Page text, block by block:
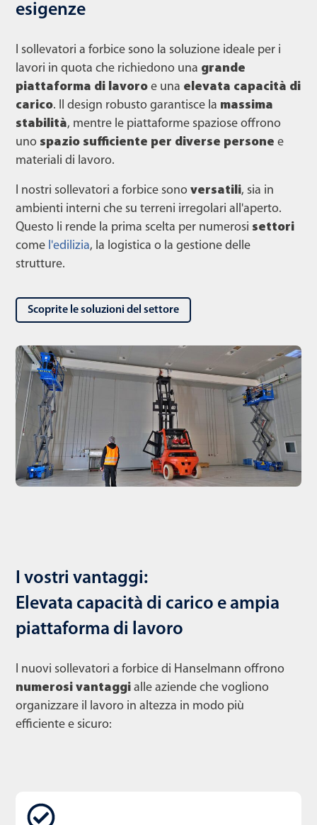
esigenze
I sollevatori a forbice sono la soluzione ideale per i
lavori in quota che richiedono una grande
piattaforma di lavoro e una elevata capacità di
carico. Il design robusto garantisce la massima
stabilità, mentre le piattaforme spaziose offrono
uno spazio sufficiente per diverse persone e
materiali di lavoro.
I nostri sollevatori a forbice sono versatili, sia in
ambienti interni che su terreni irregolari all'aperto.
Questo li rende la prima scelta per numerosi settori
come l'edilizia, la logistica o la gestione delle
strutture.
Scoprite le soluzioni del settore
I vostri vantaggi:
Elevata capacità di carico e ampia
piattaforma di lavoro
I nuovi sollevatori a forbice di Hanselmann offrono
numerosi vantaggi alle aziende che vogliono
organizzare il lavoro in altezza in modo più
efficiente e sicuro: